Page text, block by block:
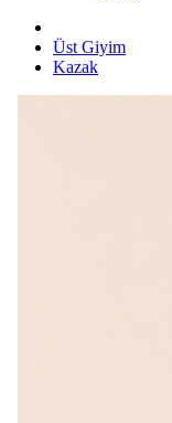
Üst Giyim
Kazak